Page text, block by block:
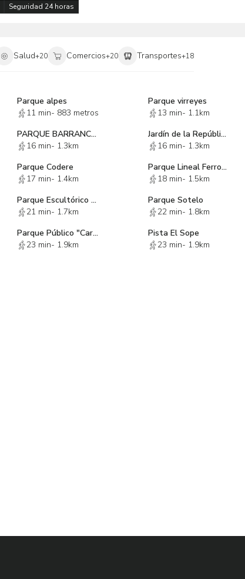
Seguridad 24 horas
Salud+20 Comercios+20 Transportes+18
Parque alpes
11 min- 883 metros
Parque virreyes
13 min- 1.1km
PARQUE BARRANCA DE BARRILACO
16 min- 1.3km
Jardín de la República del Líbano
16 min- 1.3km
Parque Codere
17 min- 1.4km
Parque Lineal Ferrocarriles de Cuernavaca
18 min- 1.5km
Parque Escultórico Polanco
21 min- 1.7km
Parque Sotelo
22 min- 1.8km
Parque Público "Carpatos"
23 min- 1.9km
Pista El Sope
23 min- 1.9km